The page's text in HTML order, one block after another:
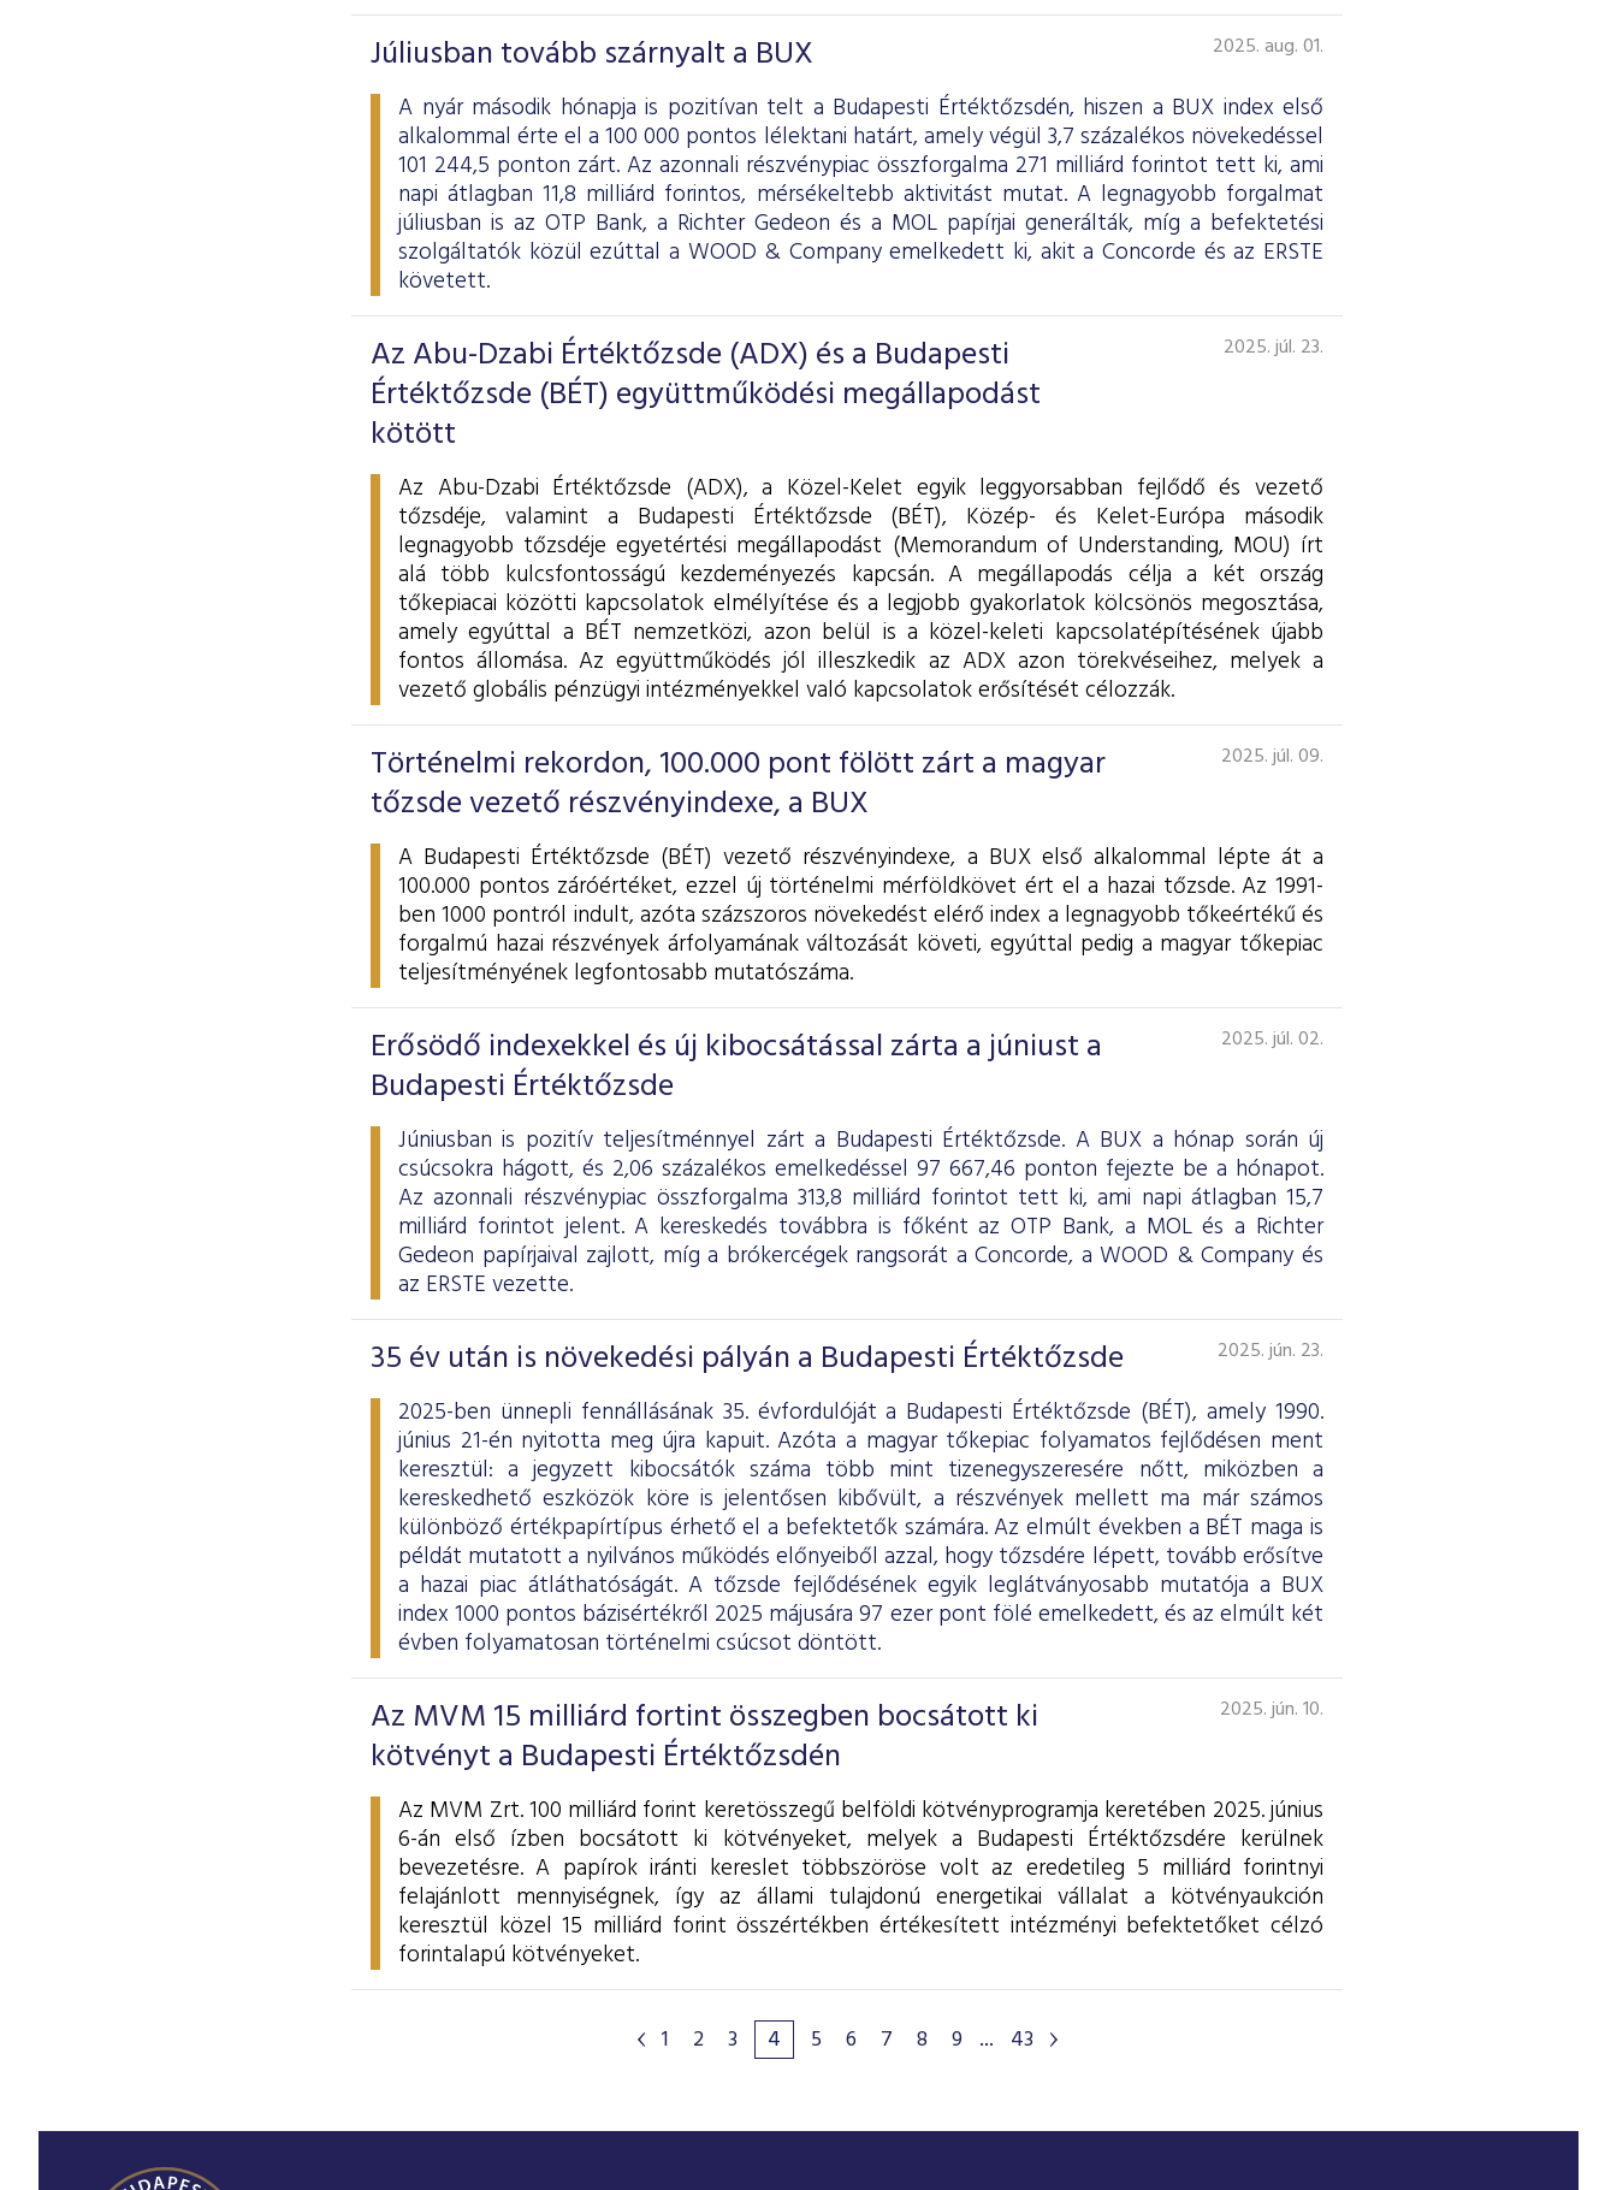
Júliusban tovább szárnyalt a BUX 2025. aug. 01.
A nyár második hónapja is pozitívan telt a Budapesti Értéktőzsdén, hiszen a BUX index első
alkalommal érte el a 100 000 pontos lélektani határt, amely végül 3,7 százalékos növekedéssel
101 244,5 ponton zárt. Az azonnali részvénypiac összforgalma 271 milliárd forintot tett ki, ami
napi átlagban 11,8 milliárd forintos, mérsékeltebb aktivitást mutat. A legnagyobb forgalmat
júliusban is az OTP Bank, a Richter Gedeon és a MOL papírjai generálták, míg a befektetési
szolgáltatók közül ezúttal a WOOD & Company emelkedett ki, akit a Concorde és az ERSTE
követett.
Az Abu-Dzabi Értéktőzsde (ADX) és a Budapesti
Értéktőzsde (BÉT) együttműködési megállapodást
kötött
2025. júl. 23.
Az Abu-Dzabi Értéktőzsde (ADX), a Közel-Kelet egyik leggyorsabban fejlődő és vezető
tőzsdéje, valamint a Budapesti Értéktőzsde (BÉT), Közép- és Kelet-Európa második
legnagyobb tőzsdéje egyetértési megállapodást (Memorandum of Understanding, MOU) írt
alá több kulcsfontosságú kezdeményezés kapcsán. A megállapodás célja a két ország
tőkepiacai közötti kapcsolatok elmélyítése és a legjobb gyakorlatok kölcsönös megosztása,
amely egyúttal a BÉT nemzetközi, azon belül is a közel-keleti kapcsolatépítésének újabb
fontos állomása. Az együttműködés jól illeszkedik az ADX azon törekvéseihez, melyek a
vezető globális pénzügyi intézményekkel való kapcsolatok erősítését célozzák.
Történelmi rekordon, 100.000 pont fölött zárt a magyar
tőzsde vezető részvényindexe, a BUX
2025. júl. 09.
A Budapesti Értéktőzsde (BÉT) vezető részvényindexe, a BUX első alkalommal lépte át a
100.000 pontos záróértéket, ezzel új történelmi mérföldkövet ért el a hazai tőzsde. Az 1991-
ben 1000 pontról indult, azóta százszoros növekedést elérő index a legnagyobb tőkeértékű és
forgalmú hazai részvények árfolyamának változását követi, egyúttal pedig a magyar tőkepiac
teljesítményének legfontosabb mutatószáma.
Erősödő indexekkel és új kibocsátással zárta a júniust a
Budapesti Értéktőzsde
2025. júl. 02.
Júniusban is pozitív teljesítménnyel zárt a Budapesti Értéktőzsde. A BUX a hónap során új
csúcsokra hágott, és 2,06 százalékos emelkedéssel 97 667,46 ponton fejezte be a hónapot.
Az azonnali részvénypiac összforgalma 313,8 milliárd forintot tett ki, ami napi átlagban 15,7
milliárd forintot jelent. A kereskedés továbbra is főként az OTP Bank, a MOL és a Richter
Gedeon papírjaival zajlott, míg a brókercégek rangsorát a Concorde, a WOOD & Company és
az ERSTE vezette.
35 év után is növekedési pályán a Budapesti Értéktőzsde 2025. jún. 23.
2025-ben ünnepli fennállásának 35. évfordulóját a Budapesti Értéktőzsde (BÉT), amely 1990.
június 21-én nyitotta meg újra kapuit. Azóta a magyar tőkepiac folyamatos fejlődésen ment
keresztül: a jegyzett kibocsátók száma több mint tizenegyszeresére nőtt, miközben a
kereskedhető eszközök köre is jelentősen kibővült, a részvények mellett ma már számos
különböző értékpapírtípus érhető el a befektetők számára. Az elmúlt években a BÉT maga is
példát mutatott a nyilvános működés előnyeiből azzal, hogy tőzsdére lépett, tovább erősítve
a hazai piac átláthatóságát. A tőzsde fejlődésének egyik leglátványosabb mutatója a BUX
index 1000 pontos bázisértékről 2025 májusára 97 ezer pont fölé emelkedett, és az elmúlt két
évben folyamatosan történelmi csúcsot döntött.
Az MVM 15 milliárd fortint összegben bocsátott ki
kötvényt a Budapesti Értéktőzsdén
2025. jún. 10.
Az MVM Zrt. 100 milliárd forint keretösszegű belföldi kötvényprogramja keretében 2025. június
6-án első ízben bocsátott ki kötvényeket, melyek a Budapesti Értéktőzsdére kerülnek
bevezetésre. A papírok iránti kereslet többszöröse volt az eredetileg 5 milliárd forintnyi
felajánlott mennyiségnek, így az állami tulajdonú energetikai vállalat a kötvényaukción
keresztül közel 15 milliárd forint összértékben értékesített intézményi befektetőket célzó
forintalapú kötvényeket.
1 2 3 4 5 6 7 8 9 ... 43